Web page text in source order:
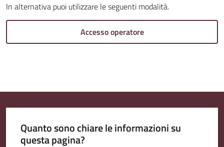
t
o
In alternativa puoi utilizzare le seguenti modalità.
Accesso operatore
Quanto sono chiare le informazioni su
questa pagina?